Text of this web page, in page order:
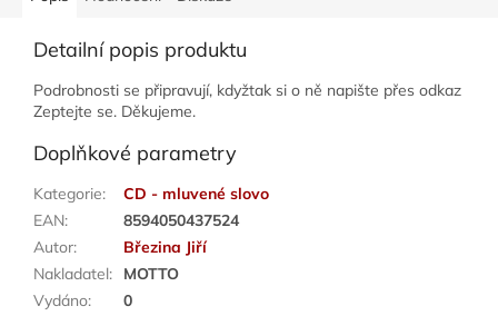
Detailní popis produktu
Podrobnosti se připravují, kdyžtak si o ně napište přes odkaz
Zeptejte se. Děkujeme.
Doplňkové parametry
Kategorie:
CD - mluvené slovo
EAN:
8594050437524
Autor:
Březina Jiří
Nakladatel:
MOTTO
Vydáno: 0